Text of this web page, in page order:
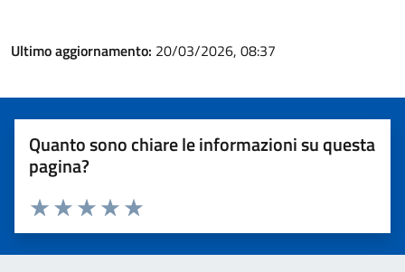
Ultimo aggiornamento: 20/03/2026, 08:37
Quanto sono chiare le informazioni su questa
pagina?
Valuta 5 stelle su 5
Valuta 4 stelle su 5
Valuta 3 stelle su 5
Valuta 2 stelle su 5
Valuta 1 stelle su 5